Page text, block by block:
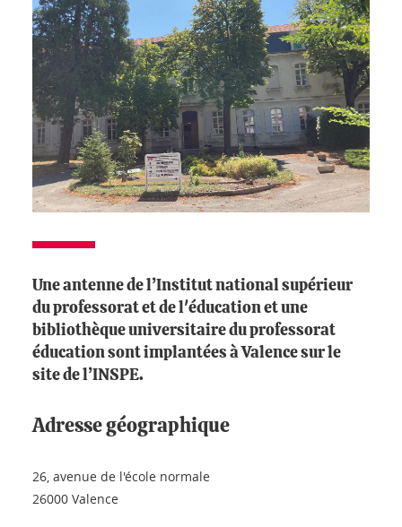
Une antenne de l’Institut national supérieur
du professorat et de l'éducation et une
bibliothèque universitaire du professorat
éducation sont implantées à Valence sur le
site de l’INSPE.
Adresse géographique
26, avenue de l'école normale
26000 Valence